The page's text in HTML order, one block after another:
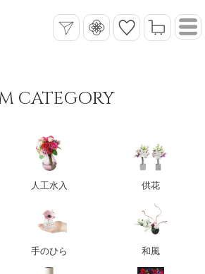
CATEGORY
人工水入 供花
手のひら 和風